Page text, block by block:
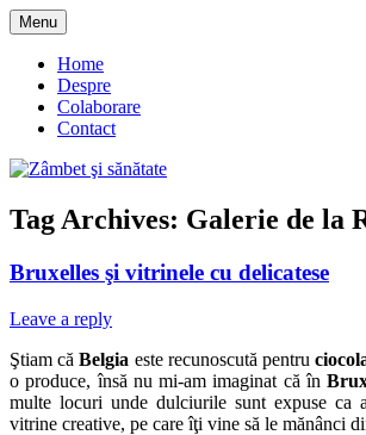
Skip
to
content
Zâmbet şi sănătate
Menu
Home
Despre
Colaborare
Contact
Tag Archives: Galerie de la
Bruxelles şi vitrinele cu delicatese
Leave a reply
Ştiam căBelgia este recunoscută pentru
o produce, însă nu mi-am imaginat că în
multe locuri unde dulciurile sunt expuse ca
vitrine creative, pe care îţi vine să le mănânci